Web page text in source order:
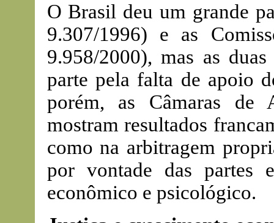
O Brasil deu um grande
9.307/1996) e as
9.958/2000), mas as
parte pela falta de apoio
porém, as Câmaras de
mostram resultados
como na arbitragem
por vontade das partes
econômico e psicológico.